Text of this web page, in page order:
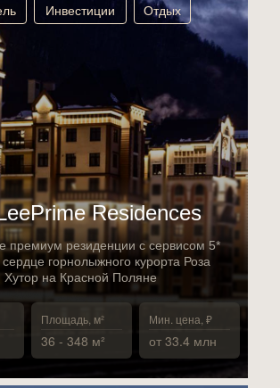
от 33.4 млн
Мин. цена, ₽
36 - 348 м²
Площадь, м²
премиум резиденции с сервисом 5*
горнолыжного курорта Роза
Хутор на Красной Поляне
Residences
Отдых
Инвестиции